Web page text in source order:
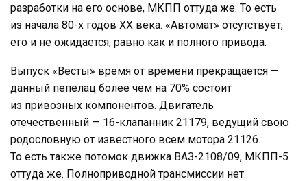
разработки на его основе, МКПП оттуда же. То есть
из начала 80-х годов ХХ века. «Автомат» отсутствует,
его и не ожидается, равно как и полного привода.
Выпуск «Весты» время от времени прекращается —
данный пепелац более чем на 70% состоит
из привозных компонентов. Двигатель
отечественный — 16-клапанник 21179, ведущий свою
родословную от известного всем мотора 21126.
То есть также потомок движка ВАЗ-2108/09, МКПП-5
оттуда же. Полноприводной трансмиссии нет